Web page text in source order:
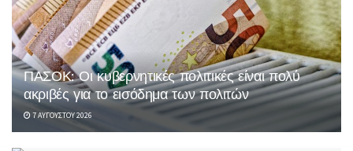
ΠΑΣΟΚ: Οι κυβερνητικές πολιτικές είναι πολύ
ακριβές για το εισόδημα των πολιτών
7 ΑΥΓΟΎΣΤΟΥ 2026